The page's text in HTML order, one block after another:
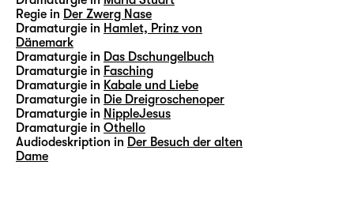
Regie in Der Zwerg Nase
Dramaturgie in Hamlet, Prinz von
Dänemark
Dramaturgie in Das Dschungelbuch
Dramaturgie in Fasching
Dramaturgie in Kabale und Liebe
Dramaturgie in Die Dreigroschenoper
Dramaturgie in NippleJesus
Dramaturgie in Othello
Audiodeskription in Der Besuch der alten
Dame